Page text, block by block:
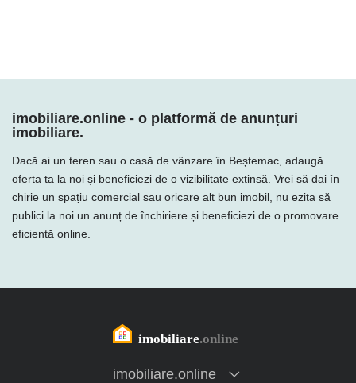
imobiliare.online - o platformă de anunțuri
imobiliare.
Dacă ai un teren sau o casă de vânzare în Beștemac, adaugă
oferta ta la noi și beneficiezi de o vizibilitate extinsă. Vrei să dai în
chirie un spațiu comercial sau oricare alt bun imobil, nu ezita să
publici la noi un anunț de închiriere și beneficiezi de o promovare
eficientă online.
imobiliare.online